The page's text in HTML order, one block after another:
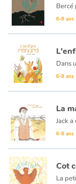
6-8 ans
6-8 ans
La
6-8 ans
Cot